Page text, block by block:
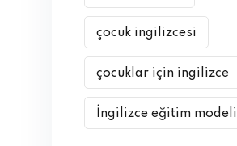
çocuk ingilizcesi
çocuklar için ingilizce
İngilizce eğitim modeli